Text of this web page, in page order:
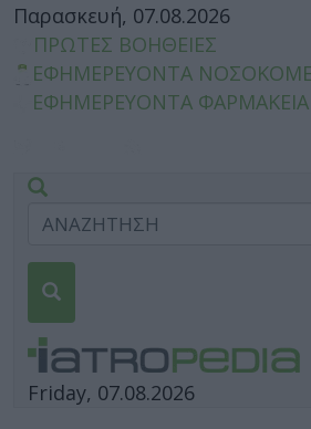
Παρασκευή, 07.08.2026
ΠΡΩΤΕΣ ΒΟΗΘΕΙΕΣ
ΕΦΗΜΕΡΕΥΟΝΤΑ
ΕΦΗΜΕΡΕΥΟΝΤΑ ΦΑΡΜΑΚΕΙΑ
Friday, 07.08.2026